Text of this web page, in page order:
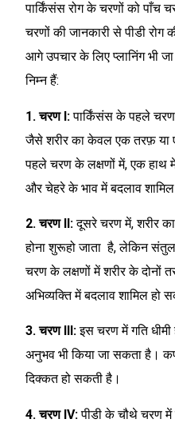
पार्किंसंस रोग के चरणों को पाँच
चरणों की जानकारी से पीडी
आगे उपचार के लिए प्लानिंग भी
निम्न हैं:
1. चरण I:पार्किंसंस के पहले
जैसे शरीर का केवल एक तरफ़ या
पहले चरण के लक्षणों में, एक हाथ
और चेहरे के भाव में बदलाव
2. चरण II:दूसरे चरण में, शरीर का
होना शुरूहो जाता है, लेकिन
चरण के लक्षणों में शरीर के दोनों
अभिव्यक्ति में बदलाव शामिल हो
3. चरण III:इस चरण में गति
अनुभव भी किया जा सकता है।
दिक्कत हो सकती है।
4. चरण IV:पीडी के चौथे चरण